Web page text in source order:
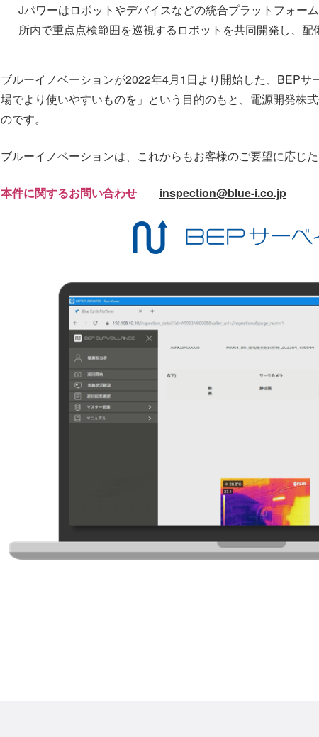
Jパワーはロボットやデバイスなどの統合プラットフォー
所内で重点点検範囲を巡視するロボットを共同開発し、配
ブルーイノベーションが2022年4月1日より開始した、BEP
場でより使いやすいものを」という目的のもと、電源開発株
のです。
ブルーイノベーションは、これからもお客様のご要望に応じ
本件に関するお問い合わせ inspection@blue-i.co.jp